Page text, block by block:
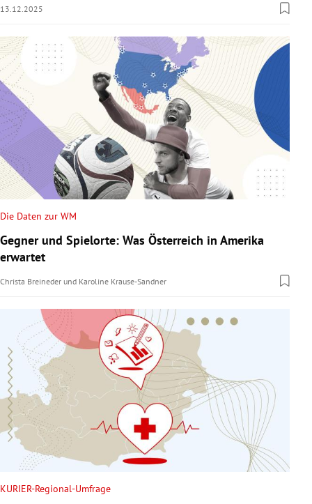
13.12.2025
Die Daten zur WM
Gegner und Spielorte: Was Österreich in Amerika
erwartet
Christa Breineder und Karoline Krause-Sandner
KURIER-Regional-Umfrage